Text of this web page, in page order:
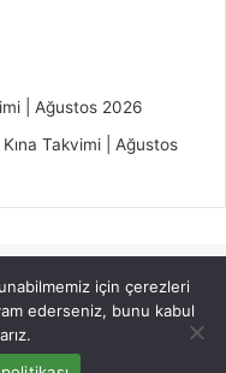
| Ağustos 2026
Takvimi | Ağustos
|
Jannah Theme by
için çerezleri
ederseniz, bunu kabul